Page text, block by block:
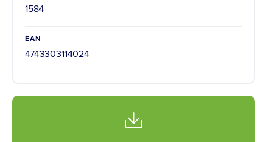
1584
EAN
4743303114024